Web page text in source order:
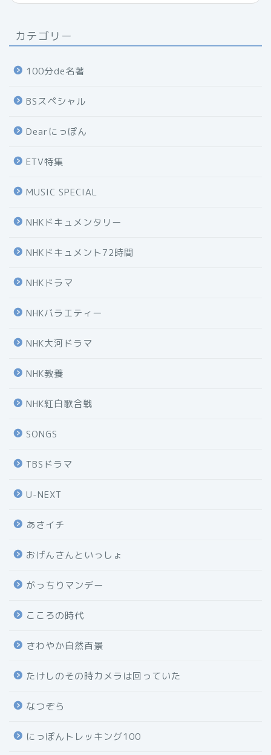
カテゴリー
100分de名著
BSスペシャル
Dearにっぽん
ETV特集
MUSIC SPECIAL
NHKドキュメンタリー
NHKドキュメント72時間
NHKドラマ
NHKバラエティー
NHK大河ドラマ
NHK教養
NHK紅白歌合戦
SONGS
TBSドラマ
U-NEXT
あさイチ
おげんさんといっしょ
がっちりマンデー
こころの時代
さわやか自然百景
たけしのその時カメラは回っていた
なつぞら
にっぽんトレッキング100